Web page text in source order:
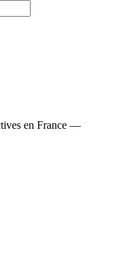
en France —